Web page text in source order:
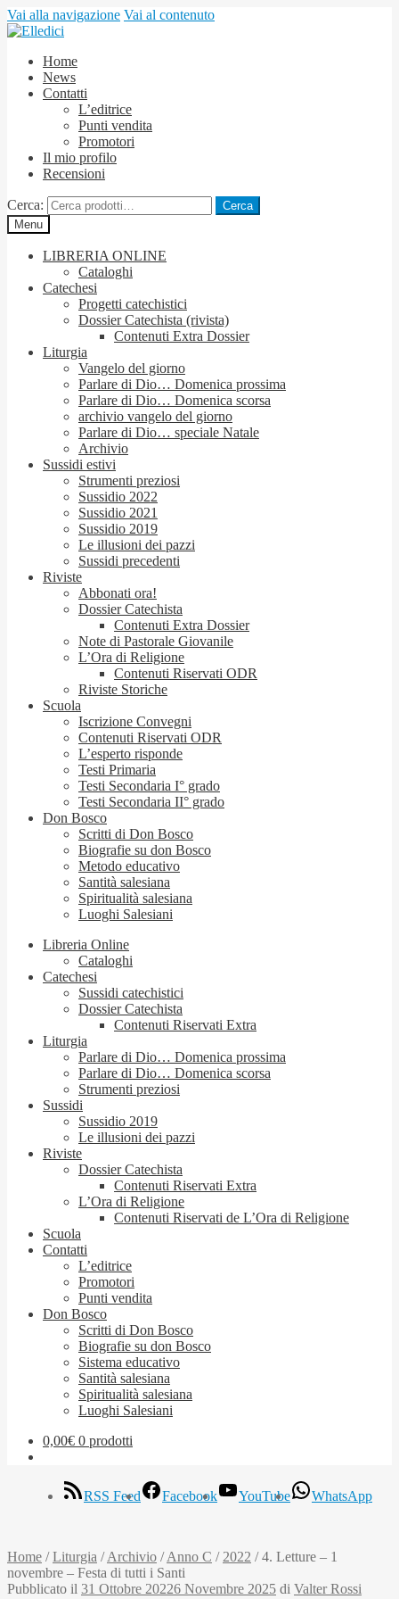
Vai alla navigazione Vai al contenuto
Home
News
Contatti
L’editrice
Punti vendita
Promotori
Il mio profilo
Recensioni
Cerca:
Cerca
Menu
LIBRERIA ONLINE
Cataloghi
Catechesi
Progetti catechistici
Dossier Catechista (rivista)
Contenuti Extra Dossier
Liturgia
Vangelo del giorno
Parlare di Dio… Domenica prossima
Parlare di Dio… Domenica scorsa
archivio vangelo del giorno
Parlare di Dio… speciale Natale
Archivio
Sussidi estivi
Strumenti preziosi
Sussidio 2022
Sussidio 2021
Sussidio 2019
Le illusioni dei pazzi
Sussidi precedenti
Riviste
Abbonati ora!
Dossier Catechista
Contenuti Extra Dossier
Note di Pastorale Giovanile
L’Ora di Religione
Contenuti Riservati ODR
Riviste Storiche
Scuola
Iscrizione Convegni
Contenuti Riservati ODR
L’esperto risponde
Testi Primaria
Testi Secondaria I° grado
Testi Secondaria II° grado
Don Bosco
Scritti di Don Bosco
Biografie su don Bosco
Metodo educativo
Santità salesiana
Spiritualità salesiana
Luoghi Salesiani
Libreria Online
Cataloghi
Catechesi
Sussidi catechistici
Dossier Catechista
Contenuti Riservati Extra
Liturgia
Parlare di Dio… Domenica prossima
Parlare di Dio… Domenica scorsa
Strumenti preziosi
Sussidi
Sussidio 2019
Le illusioni dei pazzi
Riviste
Dossier Catechista
Contenuti Riservati Extra
L’Ora di Religione
Contenuti Riservati de L’Ora di Religione
Scuola
Contatti
L’editrice
Promotori
Punti vendita
Don Bosco
Scritti di Don Bosco
Biografie su don Bosco
Sistema educativo
Santità salesiana
Spiritualità salesiana
Luoghi Salesiani
0,00€ 0 prodotti
RSS Feed Facebook YouTube WhatsApp
Home /Liturgia /Archivio /Anno C / 2022 /4. Letture – 1
novembre – Festa di tutti i Santi
Pubblicato il 31 Ottobre 20226 Novembre 2025 di Valter Rossi